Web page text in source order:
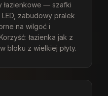
łazienkowe — szafki
zabudowy pralek
na wilgoć i
łazienka jak z
bloku z wielkiej płyty.